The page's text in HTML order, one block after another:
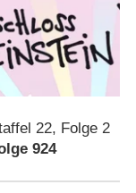
22, Folge 2
924